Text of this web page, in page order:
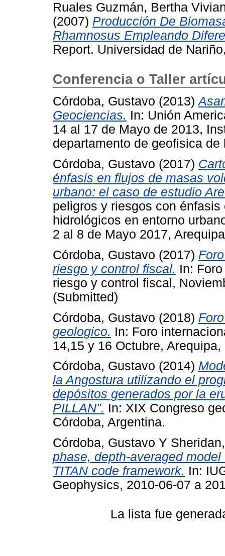
Ruales Guzmán, Bertha
(2007) Producción De
Rhamnosus Empleando
Report. Universidad de
Conferencia o Taller
Córdoba, Gustavo (2013)
Geociencias. In: Unión
14 al 17 de Mayo de 2013,
departamento de geofisica
Córdoba, Gustavo (2017)
énfasis en flujos de masas
urbano: el caso de estudio
peligros y riesgos con
hidrológicos en entorno
2 al 8 de Mayo 2017,
Córdoba, Gustavo (2017)
riesgo y control fiscal. In:
riesgo y control fiscal,
(Submitted)
Córdoba, Gustavo (2018)
geologico. In: Foro
14,15 y 16 Octubre,
Córdoba, Gustavo (2014)
la Angostura utilizando el
depósitos generados por la
PILLAN". In: XIX Congreso
Córdoba, Argentina.
Córdoba, Gustavo Y
phase, depth-averaged
TITAN code framework. In:
Geophysics, 2010-06-07 a
La lista fue